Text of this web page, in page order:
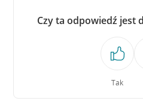
Czy ta odpowiedź jest
Tak